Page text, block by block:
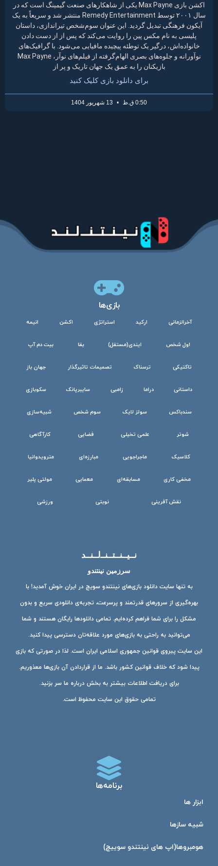
اکشن بازی Max Payne یکی از شاهکارهای صنعت گیمینگ است که در
سال ۲۰۰۱ توسط Remedy Entertainment منتشر شد و سریعاً به یک
آیکون فرهنگی تبدیل گردید. این عنوان سوم‌شخص تیراندازی، داستان
پلیسی به نام مکس پین را روایت می‌کند که پس از از دست دادن
خانواده‌اش، درگیر یک توطئه پیچیده مافیایی می‌شود. با گرافیک‌های
نوآورانه و جلوه‌های بصری الهام‌گرفته از فیلم‌های نوآر، Max Payne
بازیکنان را به عمق یک جهان تاریک و پر از
برای دانلود بازی کلیک کنید
0:50 ق.ظ
بازی‌ها
آخرالزمانی ارکید استراتژی اکشن انیمه
اول شخص ایندی(مستقل) بقا بیت دم آپ
تاکتیکی ترسناک تصمیمات تاثیرگذار جهان باز
داستانی دراما زامبی سایبرپانک سکوبازی
سندباکس سولز لایک سوم شخص شبیه‌سازی
شوتر علمی تخیلی فضایی کارآگاهی
کلاسیک ماجراجویی مبارزه‌ای مترویدوانیا
مخفی کاری مسابقه‌ای معمایی مولتی پلیر
نقش آفرینی نوبتی ورزشی
نــیــنــتــنــ‌لــنــد
سرزمین نینتندو
به تنها سایت دانلود بازی‌های نینتندو سویچ در ایران خوش آمدید! با
بهره‌گیری از سرورهای قدرتمند و پرسرعت، تجربه‌ی دانلودی سریع و بدون
مشکل را برای شما فراهم کرده‌ایم. تمامی دانلودها رایگان هستند و شما
می‌توانید به راحتی به بازی‌های مورد علاقه‌تان دسترسی پیدا کنید.
این سایت پیروی قوانین جمهوری اسلامی ایران است. لذا در صورتی که بازی
پیدا شود که خلاف قوانین کشور باشد. ما از قراردادن آن بازی‌ها معذوریم.
برای دریافت اطلاعات بیشتر به بخش درباره ما سر بزنید.
تمامی حقوق این سایت محفوظ است.
برنامه‌ها
ابزار ها
شبیه ساز‌ها
هومبرو‌ها(اپ های نینتندو سوییچ)